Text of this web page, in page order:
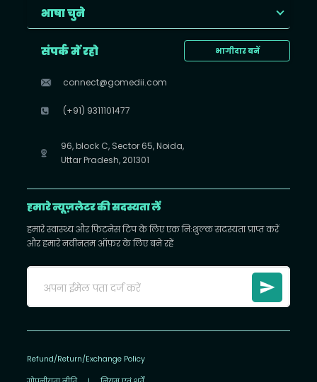
भाषा चुने
भागीदार बनें
संपर्क में रहो
connect@gomedii.com
(+91) 9311101477
96, block C, Sector 65, Noida,
Uttar Pradesh, 201301
हमारे न्यूज़लेटर की सदस्यता लें
हमारे स्वास्थ्य और फिटनेस टिप के लिए एक निःशुल्क सदस्यता प्राप्त करें
और हमारे नवीनतम ऑफ़र के लिए बने रहें
Refund/Return/Exchange Policy